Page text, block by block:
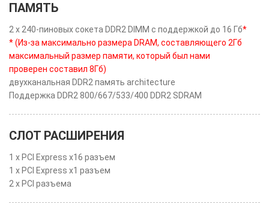
ПАМЯТЬ
2 x 240-пиновых сокета DDR2 DIMM с поддержкой до 16 Гб*
* (Из-за максимально размера DRAM, составляющего 2Гб
максимальный размер памяти, который был нами
проверен составил 8Гб)
двухканальная DDR2 память architecture
Поддержка DDR2 800/667/533/400 DDR2 SDRAM
СЛОТ РАСШИРЕНИЯ
1 x PCI Express x16 разъем
1 x PCI Express x1 разъем
2 x PCI разъема